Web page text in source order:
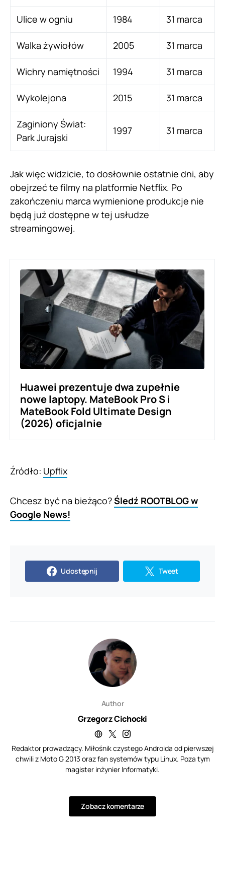
Ulice w ogniu 1984 31 marca
Walka żywiołów 2005 31 marca
Wichry namiętności 1994 31 marca
Wykolejona 2015 31 marca
Zaginiony Świat:
Park Jurajski
1997 31 marca
Jak więc widzicie, to dosłownie ostatnie dni, aby
obejrzeć te filmy na platformie Netflix. Po
zakończeniu marca wymienione produkcje nie
będą już dostępne w tej usłudze
streamingowej.
Huawei prezentuje dwa zupełnie
nowe laptopy. MateBook Pro S i
MateBook Fold Ultimate Design
(2026) oficjalnie
Źródło: Upflix
Chcesz być na bieżąco?Śledź ROOTBLOG w
Google News!
Udostępnij Tweet
Author
Grzegorz Cichocki
Redaktor prowadzący. Miłośnik czystego Androida od pierwszej
chwili z Moto G 2013 oraz fan systemów typu Linux. Poza tym
magister inżynier Informatyki.
Zobacz komentarze